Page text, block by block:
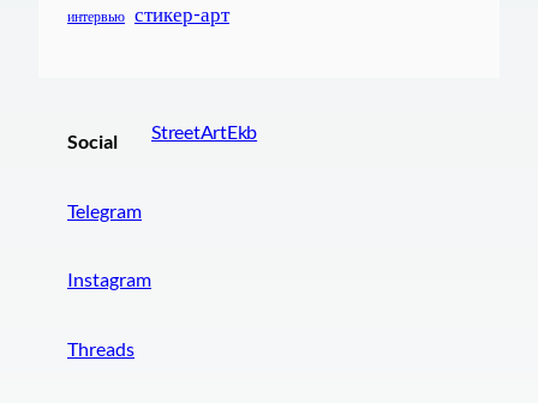
интервью стикер-арт
Social
Telegram
Instagram
Threads
StreetArtEkb